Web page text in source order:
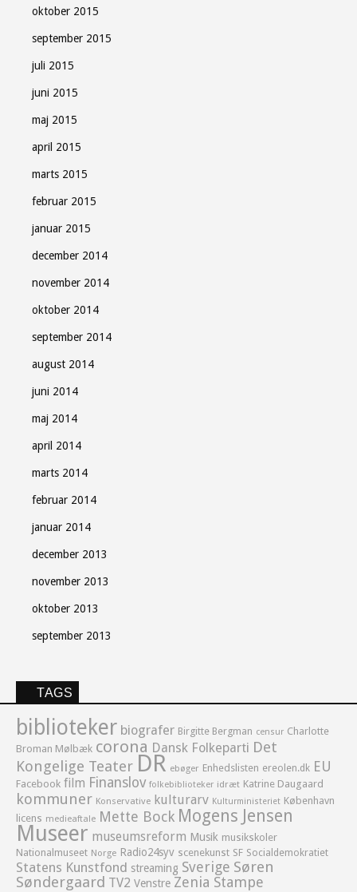
oktober 2015
september 2015
juli 2015
juni 2015
maj 2015
april 2015
marts 2015
februar 2015
januar 2015
december 2014
november 2014
oktober 2014
september 2014
august 2014
juni 2014
maj 2014
april 2014
marts 2014
februar 2014
januar 2014
december 2013
november 2013
oktober 2013
september 2013
TAGS
biblioteker biografer Birgitte Bergman censur Charlotte
Broman Mølbæk corona Dansk Folkeparti Det
Kongelige Teater DR ebøger Enhedslisten ereolen.dk EU
Facebook film Finanslov folkebiblioteker idræt Katrine Daugaard
kommuner Konservative kulturarv Kulturministeriet København
licens medieaftale Mette Bock Mogens Jensen
Museer museumsreform Musik musikskoler
Nationalmuseet Norge Radio24syv scenekunst SF Socialdemokratiet
Statens Kunstfond streaming Sverige Søren
Søndergaard TV2 Venstre Zenia Stampe